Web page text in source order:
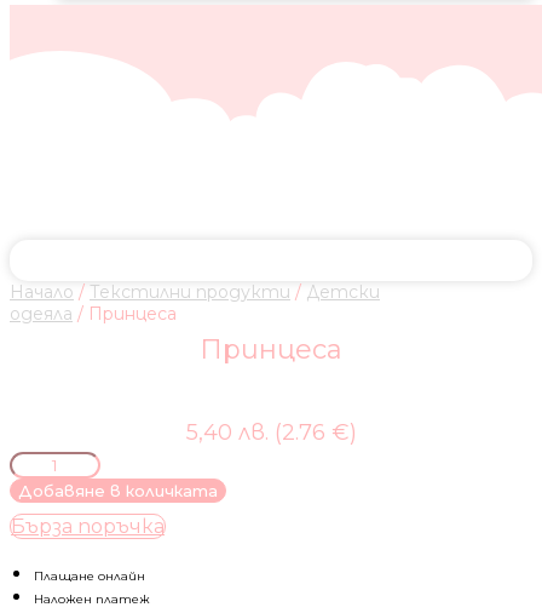
Начало / Текстилни продукти / Детски
одеяла / Принцеса
Принцеса
5,40 лв. (2.76 €)
количество
за
Принцеса
Добавяне в количката
Бърза поръчка
Плащане онлайн
Наложен платеж